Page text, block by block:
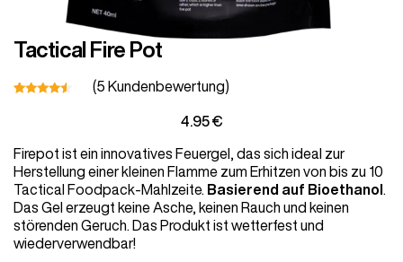
Vegetarisch
Angebot
Tactical Fire Pot
basierend
auf
Kundenbewertung
(5 Kundenbewertung)
4.95€
Firepot ist ein innovatives Feuergel, das sich ideal zur
Herstellung einer kleinen Flamme zum Erhitzen von bis zu 10
Tactical Foodpack-Mahlzeite. Basierend auf Bioethanol
Das Gel erzeugt keine Asche, keinen Rauch und keinen
störenden Geruch. Das Produkt ist wetterfest und
wiederverwendbar!